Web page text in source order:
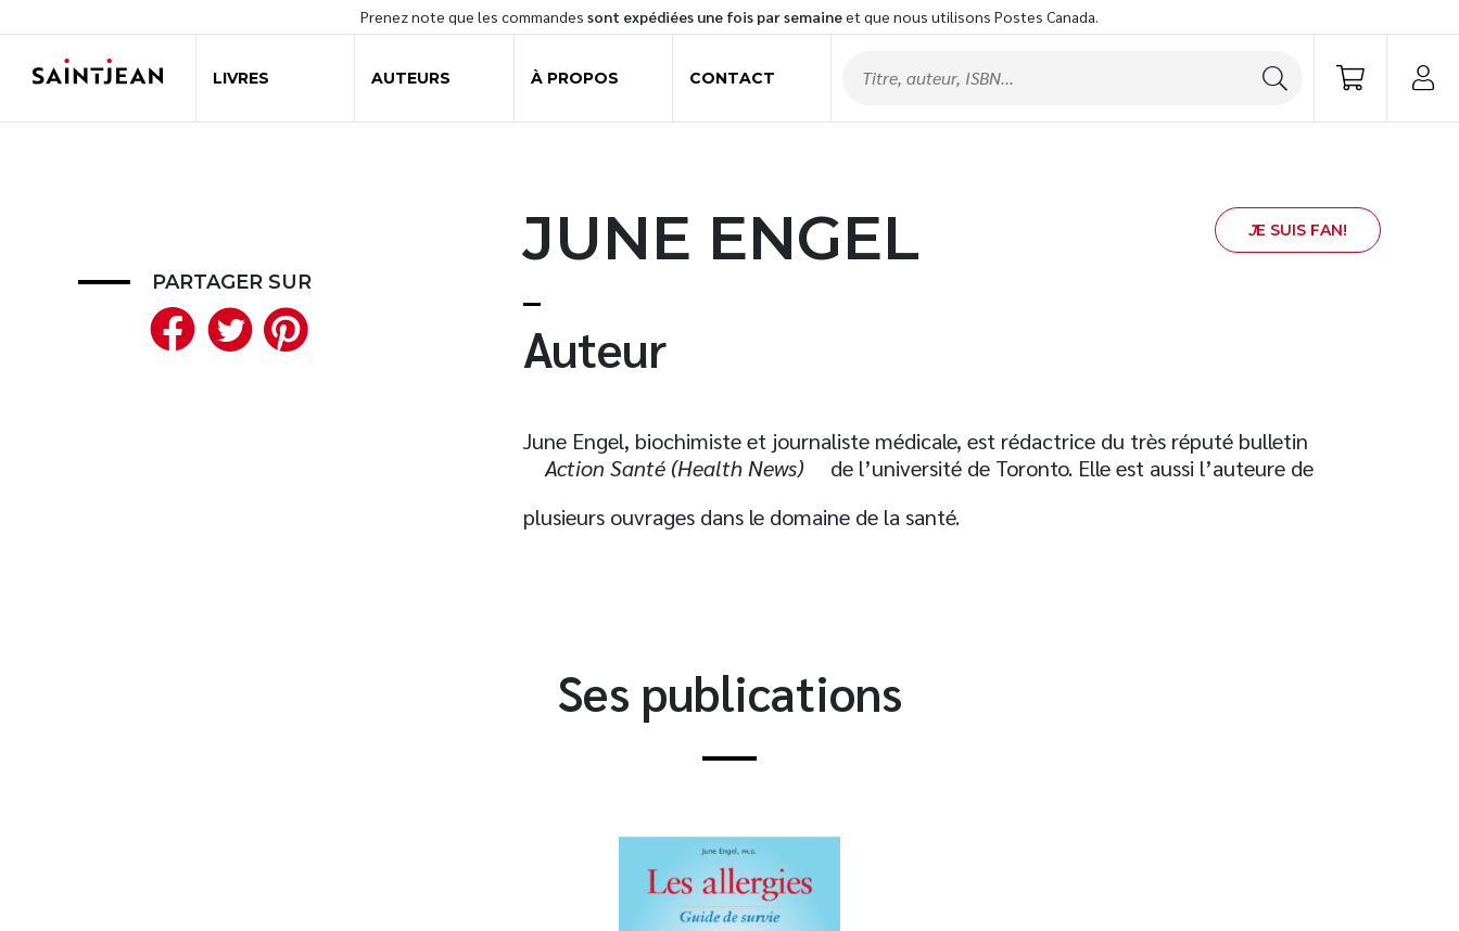
Prenez note que les commandes sont expédiées une fois par semaineet que nous utilisons Postes Canada.
LIVRES AUTEURS À PROPOS CONTACT
JUNE ENGEL
Auteur
JE SUIS FAN!
June Engel, biochimiste et journaliste médicale, est rédactrice du très réputé bulletin
Action Santé (Health News)
de l’université de Toronto. Elle est aussi l’auteure de
plusieurs ouvrages dans le domaine de la santé.
PARTAGER SUR
Facebook
Twitter
Ses publications